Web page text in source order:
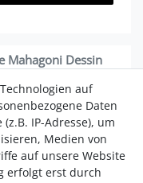
Mahagoni Dessin
anzeigen
auf
Daten
IP-Adresse), um
Medien von
auf unsere Website
erfolgt erst durch